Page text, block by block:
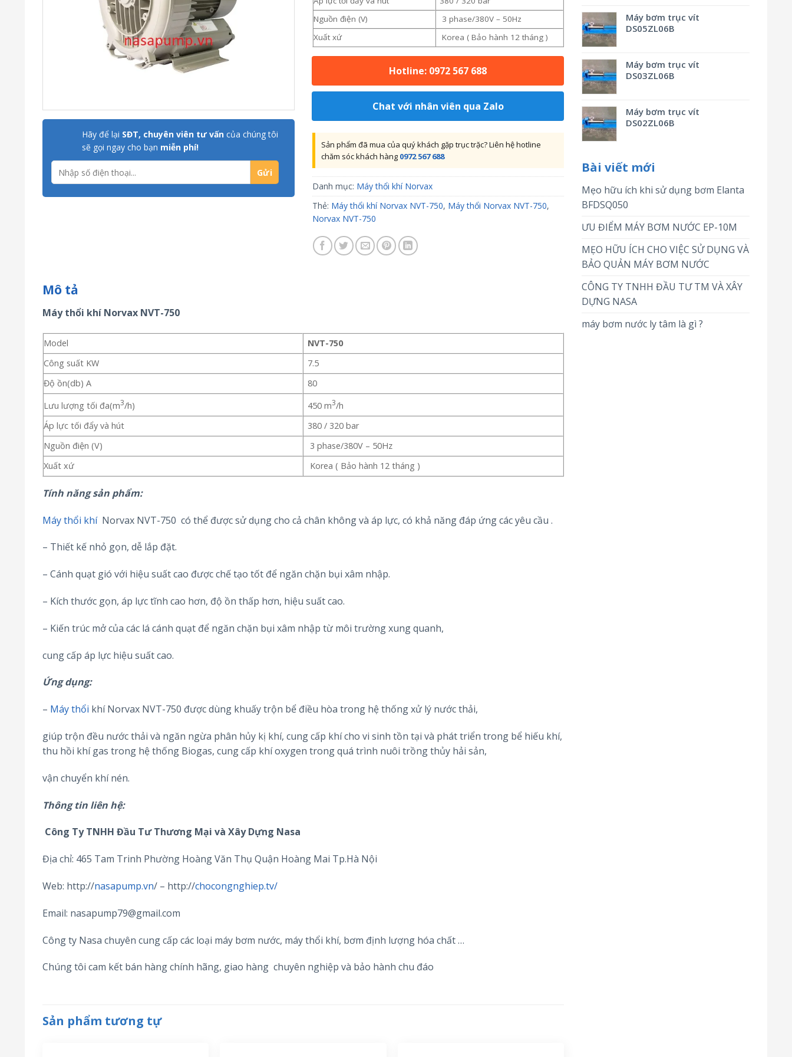
Máy bơm trục vít
DS05ZL06B
Máy bơm trục vít
DS03ZL06B
Máy bơm trục vít
DS02ZL06B
Bài viết mới
Mẹo hữu ích khi sử dụng bơm Elanta
BFDSQ050
ƯU ĐIỂM MÁY BƠM NƯỚC EP-10M
MẸO HỮU ÍCH CHO VIỆC SỬ DỤNG VÀ
BẢO QUẢN MÁY BƠM NƯỚC
CÔNG TY TNHH ĐẦU TƯ TM VÀ XÂY
DỰNG NASA
máy bơm nước ly tâm là gì ?
Hãy để lại SĐT, chuyên viên tư vấn của chúng tôi
sẽ gọi ngay cho bạn miễn phí!
Nguồn điện (V)
3 phase/380V – 50Hz
Xuất xứ
Korea ( Bảo hành 12 tháng )
Hotline: 0972 567 688
Chat với nhân viên qua Zalo
Sản phẩm đã mua của quý khách gặp trục trặc? Liên hệ hotline
chăm sóc khách hàng 0972 567 688
Danh mục: Máy thổi khí Norvax
Thẻ: Máy thổi khí Norvax NVT-750, Máy thổi Norvax NVT-750,
Norvax NVT-750
Mô tả
Máy thổi khí Norvax NVT-750
Model
NVT-750
Công suất KW
7.5
Độ ồn(db) A
80
Lưu lượng tối đa(m3/h) 450 m3/h
Áp lực tối đẩy và hút
380 / 320 bar
Nguồn điện (V)
3 phase/380V – 50Hz
Xuất xứ
Korea ( Bảo hành 12 tháng )
Tính năng sản phẩm:
Máy thổi khí Norvax NVT-750 có thể được sử dụng cho cả chân không và áp lực, có khả năng đáp ứng các yêu cầu .
– Thiết kế nhỏ gọn, dễ lắp đặt.
– Cánh quạt gió với hiệu suất cao được chế tạo tốt để ngăn chặn bụi xâm nhập.
– Kích thước gọn, áp lực tĩnh cao hơn, độ ồn thấp hơn, hiệu suất cao.
– Kiến trúc mở của các lá cánh quạt để ngăn chặn bụi xâm nhập từ môi trường xung quanh,
cung cấp áp lực hiệu suất cao.
Ứng dụng:
– Máy thổi khí Norvax NVT-750 được dùng khuấy trộn bể điều hòa trong hệ thống xử lý nước thải,
giúp trộn đều nước thải và ngăn ngừa phân hủy kị khí, cung cấp khí cho vi sinh tồn tại và phát triển trong bể hiếu khí,
thu hồi khí gas trong hệ thống Biogas, cung cấp khí oxygen trong quá trình nuôi trồng thủy hải sản,
vận chuyển khí nén.
Thông tin liên hệ:
Công Ty TNHH Đầu Tư Thương Mại và Xây Dựng Nasa
Địa chỉ: 465 Tam Trinh Phường Hoàng Văn Thụ Quận Hoàng Mai Tp.Hà Nội
Web: http://nasapump.vn/ – http://chocongnghiep.tv/
Email: nasapump79@gmail.com
Công ty Nasa chuyên cung cấp các loại máy bơm nước, máy thổi khí, bơm định lượng hóa chất …
Chúng tôi cam kết bán hàng chính hãng, giao hàng chuyên nghiệp và bảo hành chu đáo
Sản phẩm tương tự